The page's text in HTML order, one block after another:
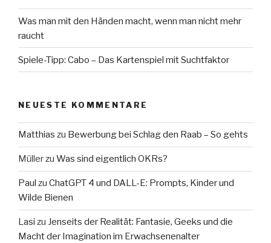
Was man mit den Händen macht, wenn man nicht mehr
raucht
Spiele-Tipp: Cabo – Das Kartenspiel mit Suchtfaktor
NEUESTE KOMMENTARE
Matthias zu Bewerbung bei Schlag den Raab – So gehts
Müllerzu Was sind eigentlich OKRs?
Paul zu ChatGPT 4 und DALL-E: Prompts, Kinder und
Wilde Bienen
Lasi zu Jenseits der Realität: Fantasie, Geeks und die
Macht der Imagination im Erwachsenenalter